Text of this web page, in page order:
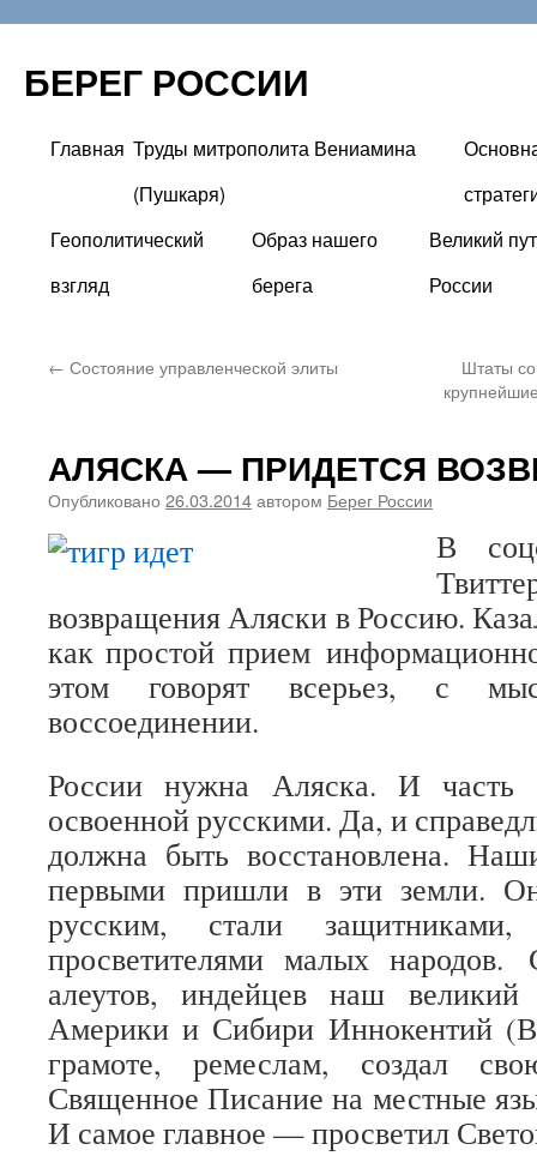
БЕРЕГ РОССИИ
Перейти
содержимому
Главная Труды митрополита Вениамина
(Пушкаря)
Геополитический
взгляд
Образ нашего
берега
Великий
России
← Состояние управленческой элиты
Штаты
АЛЯСКА — ПРИДЕТСЯ
Опубликовано 26.03.2014автором Берег России
В
возвращения Аляски в Россию.
как простой прием
этом говорят всерьез, с
воссоединении.
России нужна Аляска. И часть
освоенной русскими. Да, и
должна быть восстановлена.
первыми пришли в эти земли.
русским, стали
просветителями малых народов.
алеутов, индейцев наш
Америки и Сибири Иннокентий
грамоте, ремеслам, создал
Священное Писание на местные
И самое главное — просветил